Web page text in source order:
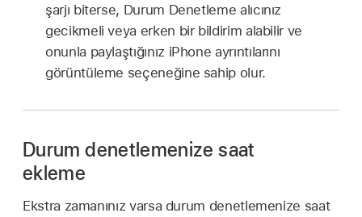
şarjı biterse, Durum Denetleme alıcınız
gecikmeli veya erken bir bildirim alabilir ve
onunla paylaştığınız iPhone ayrıntılarını
görüntüleme seçeneğine sahip olur.
Durum denetlemenize saat
ekleme
Ekstra zamanınız varsa durum denetlemenize saat